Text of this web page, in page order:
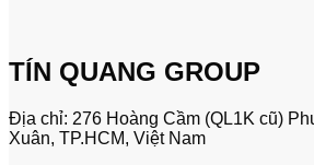
TÍN QUANG GROUP
Địa chỉ: 276 Hoàng Cầm (QL1K cũ)
Xuân, TP.HCM, Việt Nam